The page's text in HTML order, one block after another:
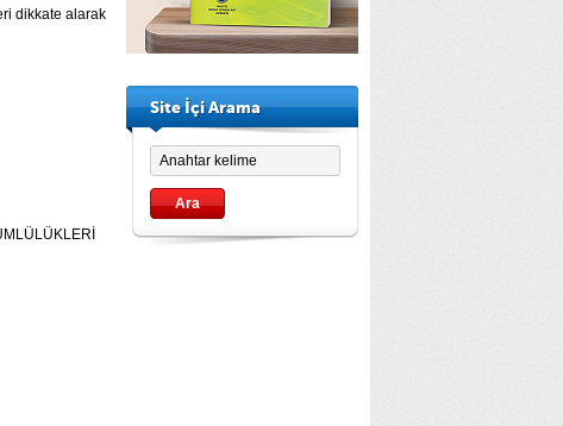
dikkate alarak
Site İçi Arama